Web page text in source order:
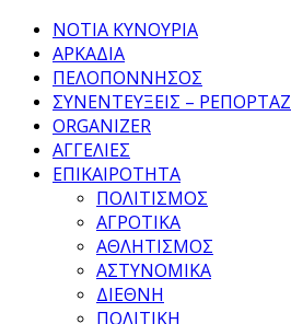
ΝΟΤΙΑ ΚΥΝΟΥΡΙΑ
ΑΡΚΑΔΙΑ
ΠΕΛΟΠΟΝΝΗΣΟΣ
ΣΥΝΕΝΤΕΥΞΕΙΣ – ΡΕΠΟΡΤΑΖ
ORGANIZER
ΑΓΓΕΛΙΕΣ
ΕΠΙΚΑΙΡΟΤΗΤΑ
ΠΟΛΙΤΙΣΜΟΣ
ΑΓΡΟΤΙΚΑ
ΑΘΛΗΤΙΣΜΟΣ
ΑΣΤΥΝΟΜΙΚΑ
ΔΙΕΘΝΗ
ΠΟΛΙΤΙΚΗ